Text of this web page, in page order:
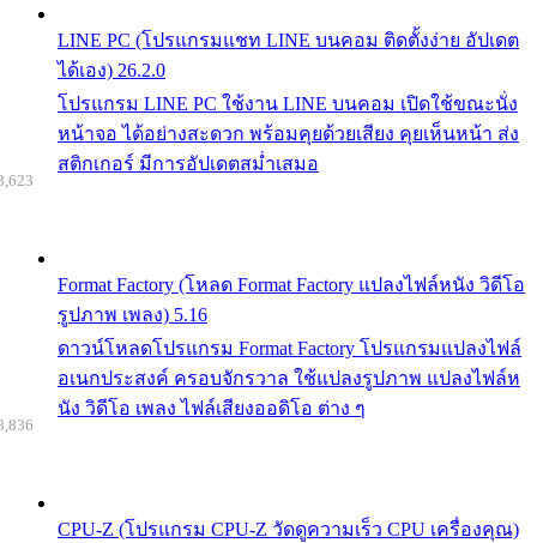
LINE PC (โปรแกรมแชท LINE บนคอม ติดตั้งง่าย อัปเดต
ได้เอง) 26.2.0
โปรแกรม LINE PC ใช้งาน LINE บนคอม เปิดใช้ขณะนั่ง
หน้าจอ ได้อย่างสะดวก พร้อมคุยด้วยเสียง คุยเห็นหน้า ส่ง
สติกเกอร์ มีการอัปเดตสม่ำเสมอ
Format Factory (โหลด Format Factory แปลงไฟล์หนัง วิดีโอ
รูปภาพ เพลง) 5.16
ดาวน์โหลดโปรแกรม Format Factory โปรแกรมแปลงไฟล์
อเนกประสงค์ ครอบจักรวาล ใช้แปลงรูปภาพ แปลงไฟล์ห
นัง วิดีโอ เพลง ไฟล์เสียงออดิโอ ต่าง ๆ
CPU-Z (โปรแกรม CPU-Z วัดดูความเร็ว CPU เครื่องคุณ)